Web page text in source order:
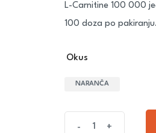
L-Carnitine 100 000
100 doza po pakiranju.
Okus
NARANČA
- +